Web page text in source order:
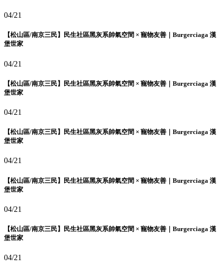
04/21
【松山區/南京三民】民生社區黑灰系帥氣空間 × 寵物友善｜Burgerciaga 漢
堡世家
04/21
【松山區/南京三民】民生社區黑灰系帥氣空間 × 寵物友善｜Burgerciaga 漢
堡世家
04/21
【松山區/南京三民】民生社區黑灰系帥氣空間 × 寵物友善｜Burgerciaga 漢
堡世家
04/21
【松山區/南京三民】民生社區黑灰系帥氣空間 × 寵物友善｜Burgerciaga 漢
堡世家
04/21
【松山區/南京三民】民生社區黑灰系帥氣空間 × 寵物友善｜Burgerciaga 漢
堡世家
04/21